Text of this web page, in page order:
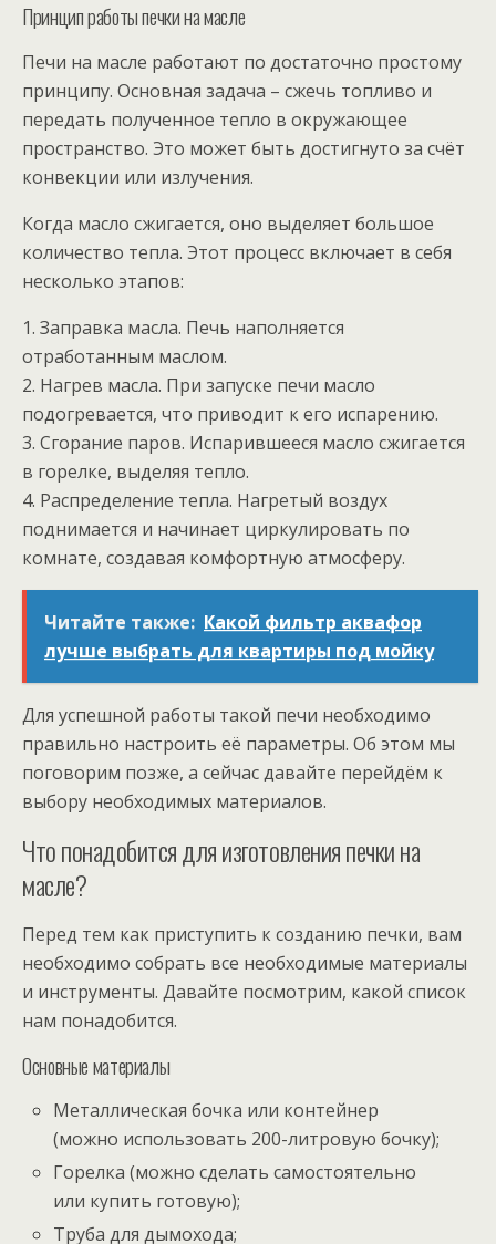
Принцип работы печки на масле
Печи на масле работают по достаточно простому
принципу. Основная задача – сжечь топливо и
передать полученное тепло в окружающее
пространство. Это может быть достигнуто за счёт
конвекции или излучения.
Когда масло сжигается, оно выделяет большое
количество тепла. Этот процесс включает в себя
несколько этапов:
1. Заправка масла. Печь наполняется
отработанным маслом.
2. Нагрев масла. При запуске печи масло
подогревается, что приводит к его испарению.
3. Сгорание паров. Испарившееся масло сжигается
в горелке, выделяя тепло.
4. Распределение тепла. Нагретый воздух
поднимается и начинает циркулировать по
комнате, создавая комфортную атмосферу.
Читайте также: Какой фильтр аквафор
лучше выбрать для квартиры под мойку
Для успешной работы такой печи необходимо
правильно настроить её параметры. Об этом мы
поговорим позже, а сейчас давайте перейдём к
выбору необходимых материалов.
Что понадобится для изготовления печки на
масле?
Перед тем как приступить к созданию печки, вам
необходимо собрать все необходимые материалы
и инструменты. Давайте посмотрим, какой список
нам понадобится.
Основные материалы
Металлическая бочка или контейнер
(можно использовать 200-литровую бочку);
Горелка (можно сделать самостоятельно
или купить готовую);
Труба для дымохода;